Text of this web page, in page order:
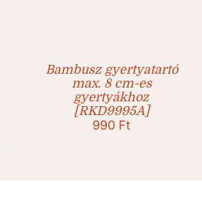
Bambusz gyertyatartó
max. 8 cm-es
gyertyákhoz
[RKD9995A]
990 Ft